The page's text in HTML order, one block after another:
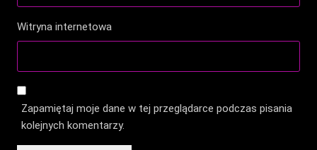
Witryna internetowa
Zapamiętaj moje dane w tej przeglądarce podczas pisania
kolejnych komentarzy.